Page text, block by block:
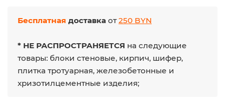
Бесплатная доставка от250 BYN
* НЕ РАСПРОСТРАНЯЕТСЯ на следующие
товары: блоки стеновые, кирпич, шифер,
плитка тротуарная, железобетонные и
хризотилцементные изделия;